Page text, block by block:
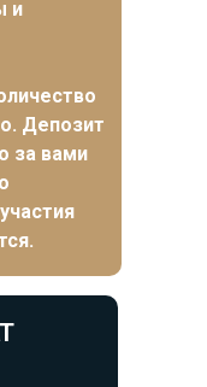
и
Депозит
за вами